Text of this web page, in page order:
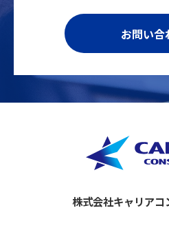
お問い合
株式会社キャリアコ